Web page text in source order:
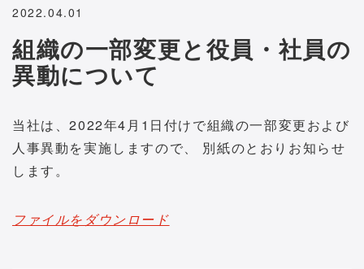
2022.04.01
組織の一部変更と役員・社員の
異動について
当社は、2022年4月1日付けで組織の一部変更および
人事異動を実施しますので、 別紙のとおりお知らせ
します。
ファイルをダウンロード